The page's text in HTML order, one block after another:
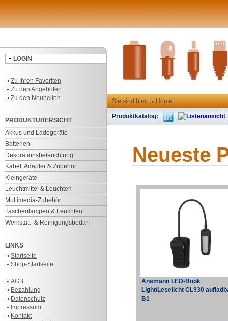
LOGIN
Zu Ihren Favoriten
Zu den Angeboten
Zu den Neuheiten
PRODUKTÜBERSICHT
Akkus und Ladegeräte
Batterien
Dekorationsbeleuchtung
Kabel, Adapter & Zubehör
Kleingeräte
Leuchtmittel & Leuchten
Multimedia-Zubehör
Taschenlampen & Leuchten
Werkstatt- & Reinigungsbedarf
LINKS
Startseite
Shop-Startseite
AGB
Bezahlung
Datenschutz
Impressum
Kontakt
Sie sind hier: Home
Produktkatalog:
Neueste
Ansmann LED-Book
Light/Leselicht CL930
B1